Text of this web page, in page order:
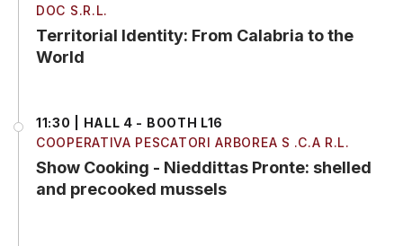
DOC S.R.L.
Territorial Identity: From Calabria to the
World
11:30 | HALL 4 - BOOTH L16
COOPERATIVA PESCATORI ARBOREA S .C.A R.L.
Show Cooking - Nieddittas Pronte: shelled
and precooked mussels